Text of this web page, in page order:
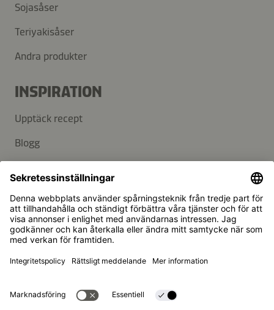
Sojasåser
Teriyakisåser
Andra produkter
INSPIRATION
Upptäck recept
Blogg
SUPPORT
Kontakt
FAQ
© Kikkoman Trading Europe GmbH 2023 – 2026